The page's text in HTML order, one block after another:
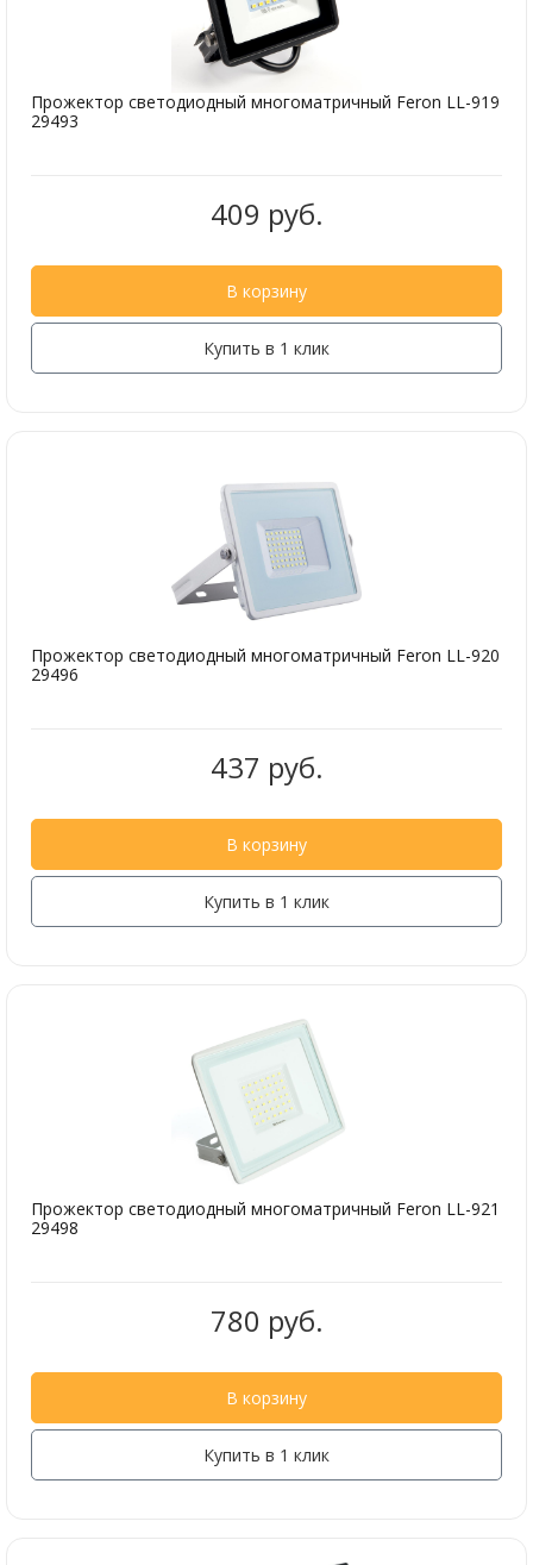
Прожектор светодиодный многоматричный Feron LL-919
29493
409 руб.
В корзину
Купить в 1 клик
Прожектор светодиодный многоматричный Feron LL-920
29496
437 руб.
В корзину
Купить в 1 клик
Прожектор светодиодный многоматричный Feron LL-921
29498
780 руб.
В корзину
Купить в 1 клик